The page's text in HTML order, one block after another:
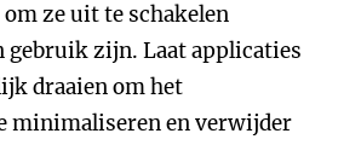
ze uit te schakelen
gebruik zijn. Laat applicaties
draaien om het
minimaliseren en verwijder